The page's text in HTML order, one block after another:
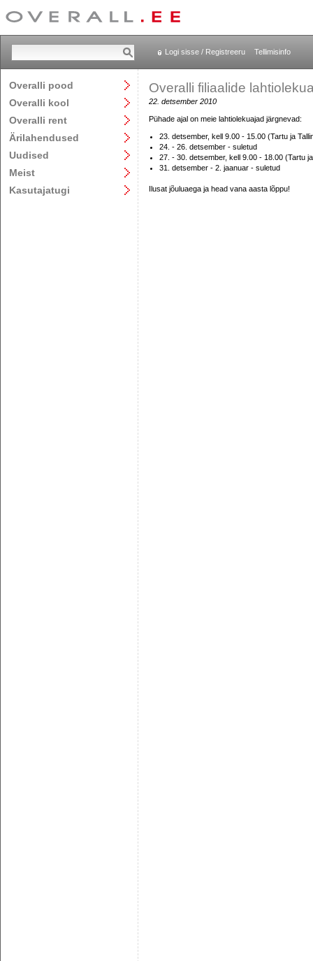
Logi sisse / Registreeru Tellimisinfo
Overalli pood
Overalli kool
Overalli rent
Ärilahendused
Uudised
Meist
Kasutajatugi
Overalli filiaalide
22. detsember 2010
Pühade ajal on meie lahtiolekuajad järgnevad:
23. detsember, kell 9.00 - 15.00 (Tartu ja
24. - 26. detsember - suletud
27. - 30. detsember, kell 9.00 - 18.00 (Tartu
31. detsember - 2. jaanuar - suletud
Ilusat jõuluaega ja head vana aasta lõppu!